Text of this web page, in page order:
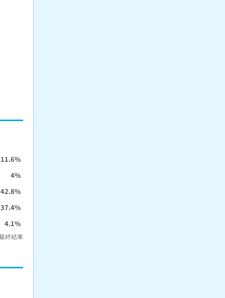
11.6%
4%
42.8%
37.4%
4.1%
終結果